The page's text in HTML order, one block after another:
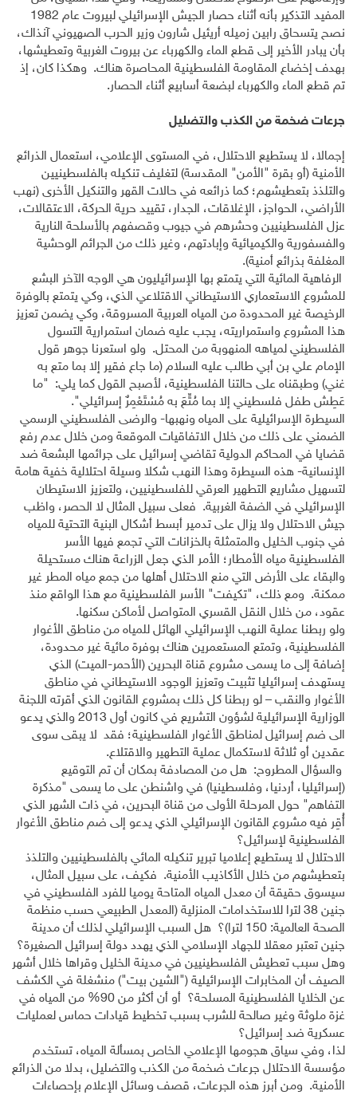
المفيد التذكير بأنه أثناء حصار الجيش الإسرائيلي لبيروت عام 1982
نصح يتسحاق رابين زميله أريئيل شارون وزير الحرب الصهيوني آنذاك،
بأن يبادر الأخير إلى قطع الماء والكهرباء عن بيروت الغربية وتعطيشها،
بهدف إخضاع المقاومة الفلسطينية المحاصرة هناك. وهكذا كان، إذ
تم قطع الماء والكهرباء لبضعة أسابيع أثناء الحصار.
جرعات ضخمة من الكذب والتضليل
إجمالا، لا يستطيع الاحتلال، في المستوى الإعلامي، استعمال الذرائع
الأمنية (أو بقرة "الأمن" المقدسة) لتغليف تنكيله بالفلسطينيين
والتلذذ بتعطيشهم؛ كما ذرائعه في حالات القهر والتنكيل الأخرى (نهب
الأراضي، الحواجز، الإغلاقات، الجدار، تقييد حرية الحركة، الاعتقالات،
عزل الفلسطينيين وحشرهم في جيوب وقصفهم بالأسلحة النارية
والفسفورية والكيميائية وإبادتهم، وغير ذلك من الجرائم الوحشية
المغلفة بذرائع أمنية).
الرفاهية المائية التي يتمتع بها الإسرائيليون هي الوجه الآخر البشع
للمشروع الاستعماري الاستيطاني الاقتلاعي الذي، وكي يتمتع بالوفرة
الرخيصة غير المحدودة من المياه العربية المسروقة، وكي يضمن تعزيز
هذا المشروع واستمراريته، يجب عليه ضمان استمرارية التسول
الفلسطيني لمياهه المنهوبة من المحتل. ولو استعرنا جوهر قول
الإمام علي بن أبي طالب عليه السلام (ما جاع فقير إلا بما متع به
غني) وطبقناه على حالتنا الفلسطينية، لأصبح القول كما يلي: "ما
عَطِش طفل فلسطيني إلا بما مُتِّعَ به مُسْتَعْمِرٌ إسرائيلي".
السيطرة الإسرائيلية على المياه ونهبها- والرضى الفلسطيني الرسمي
الضمني على ذلك من خلال الاتفاقيات الموقعة ومن خلال عدم رفع
قضايا في المحاكم الدولية تقاضي إسرائيل على جرائمها البشعة ضد
الإنسانية- هذه السيطرة وهذا النهب شكلا وسيلة احتلالية خفية هامة
لتسهيل مشاريع التطهير العرقي للفلسطينيين، ولتعزيز الاستيطان
الإسرائيلي في الضفة الغربية. فعلى سبيل المثال لا الحصر، واظب
جيش الاحتلال ولا يزال على تدمير أبسط أشكال البنية التحتية للمياه
في جنوب الخليل والمتمثلة بالخزانات التي تجمع فيها الأسر
الفلسطينية مياه الأمطار؛ الأمر الذي جعل الزراعة هناك مستحيلة
والبقاء على الأرض التي منع الاحتلال أهلها من جمع مياه المطر غير
ممكنة. ومع ذلك، "تكيفت" الأسر الفلسطينية مع هذا الواقع منذ
عقود، من خلال النقل القسري المتواصل لأماكن سكنها.
ولو ربطنا عملية النهب الإسرائيلي الهائل للمياه من مناطق الأغوار
الفلسطينية، وتمتع المستعمرين هناك بوفرة مائية غير محدودة،
إضافة إلى ما يسمى مشروع قناة البحرين (الأحمر-الميت) الذي
يستهدف إسرائيليا تثبيت وتعزيز الوجود الاستيطاني في مناطق
الأغوار والنقب – لو ربطنا كل ذلك بمشروع القانون الذي أقرته اللجنة
الوزارية الإسرائيلية لشؤون التشريع في كانون أول 2013 والذي يدعو
الى ضم إسرائيل لمناطق الأغوار الفلسطينية؛ فقد لا يبقى سوى
عقدين أو ثلاثة لاستكمال عملية التطهير والاقتلاع.
والسؤال المطروح: هل من المصادفة بمكان أن تم التوقيع
(إسرائيليا، أردنيا، وفلسطينيا) في واشنطن على ما يسمى "مذكرة
التفاهم" حول المرحلة الأولى من قناة البحرين، في ذات الشهر الذي
أُقِر فيه مشروع القانون الإسرائيلي الذي يدعو إلى ضم مناطق الأغوار
الفلسطينية لإسرائيل؟
الاحتلال لا يستطيع إعلاميا تبرير تنكيله المائي بالفلسطينيين والتلذذ
بتعطيشهم من خلال الأكاذيب الأمنية. فكيف، على سبيل المثال،
سيسوق حقيقة أن معدل المياه المتاحة يوميا للفرد الفلسطيني في
جنين 38 لترا للاستخدامات المنزلية (المعدل الطبيعي حسب منظمة
الصحة العالمية: 150 لترا)؟ هل السبب الإسرائيلي لذلك أن مدينة
جنين تعتبر معقلا للجهاد الإسلامي الذي يهدد دولة إسرائيل الصغيرة؟
وهل سبب تعطيش الفلسطينيين في مدينة الخليل وقراها خلال أشهر
الصيف أن المخابرات الإسرائيلية ("الشين بيت") منشغلة في الكشف
عن الخلايا الفلسطينية المسلحة؟ أو أن أكثر من 90% من المياه في
غزة ملوثة وغير صالحة للشرب بسبب تخطيط قيادات حماس لعمليات
عسكرية ضد إسرائيل؟
لذا، وفي سياق هجومها الإعلامي الخاص بمسألة المياه، تستخدم
مؤسسة الاحتلال جرعات ضخمة من الكذب والتضليل، بدلا من الذرائع
الأمنية. ومن أبرز هذه الجرعات، قصف وسائل الإعلام بإحصاءات